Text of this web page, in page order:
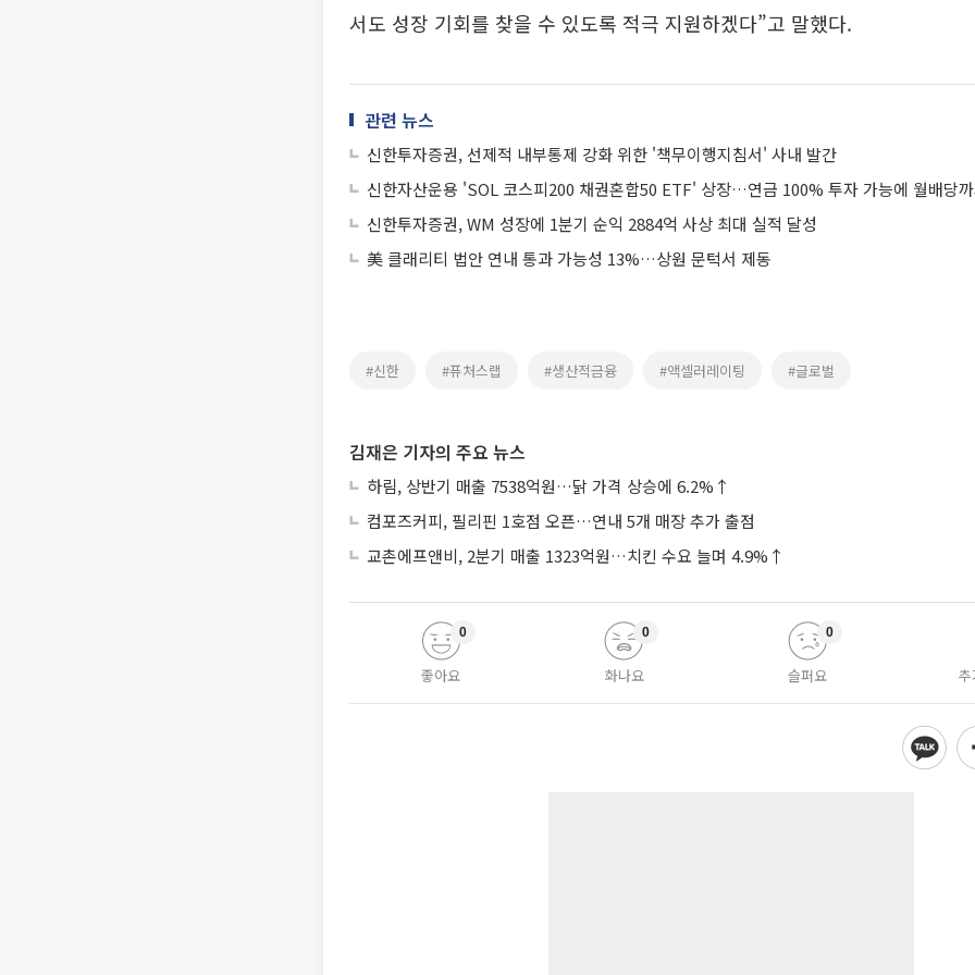
서도 성장 기회를 찾을 수 있도록 적극 지원하겠다”고 말했다.
관련 뉴스
신한투자증권, 선제적 내부통제 강화 위한 '책무이행지침서' 사내 발간
신한자산운용 'SOL 코스피200 채권혼합50 ETF' 상장…연금 100% 투자 가능에 월배당
신한투자증권, WM 성장에 1분기 순익 2884억 사상 최대 실적 달성
美 클래리티 법안 연내 통과 가능성 13%…상원 문턱서 제동
#신한 #퓨처스랩 #생산적금융 #액셀러레이팅 #글로벌
김재은 기자의 주요 뉴스
하림, 상반기 매출 7538억원…닭 가격 상승에 6.2%↑
컴포즈커피, 필리핀 1호점 오픈…연내 5개 매장 추가 출점
교촌에프앤비, 2분기 매출 1323억원…치킨 수요 늘며 4.9%↑
좋아요
0
화나요
0
슬퍼요
0